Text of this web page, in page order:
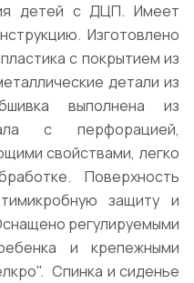
детей с ДЦП. Имеет
Изготовлено
с покрытием из
детали из
выполнена из
с перфорацией,
свойствами, легко
Поверхность
защиту и
регулируемыми
и крепежными
Спинка и сиденье